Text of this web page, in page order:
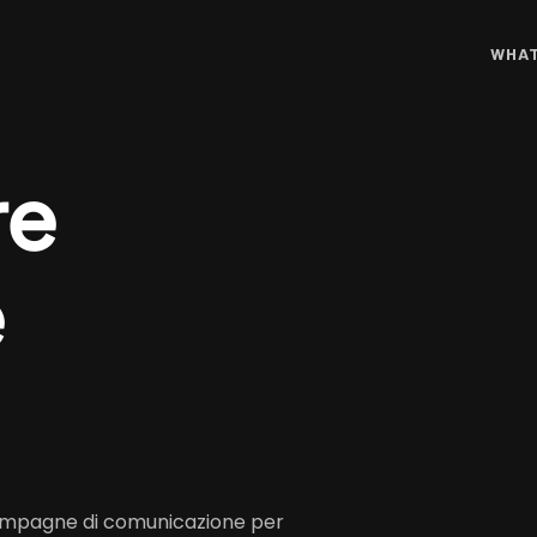
di comunicazione per